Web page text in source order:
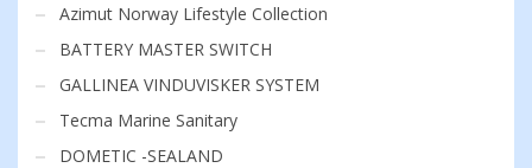
Azimut Norway Lifestyle Collection
BATTERY MASTER SWITCH
GALLINEA VINDUVISKER SYSTEM
Tecma Marine Sanitary
DOMETIC -SEALAND